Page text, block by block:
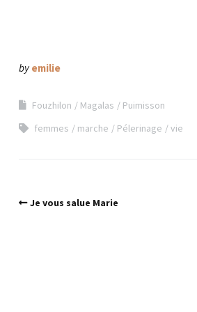
by emilie
Fouzhilon Magalas
Puimisson
femmes
marche Pélerinage vie
Je vous salue Marie